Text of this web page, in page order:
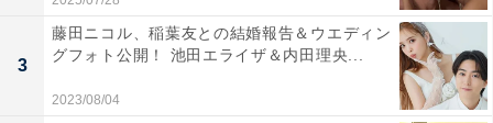
3
藤田ニコル、稲葉友との結婚報告＆ウエディン
グフォト公開！ 池田エライザ＆内田理央...
2023/08/04